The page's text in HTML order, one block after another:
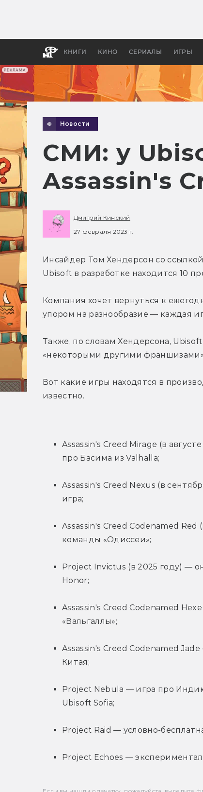
РЕКЛАМА
КНИГИ КИНО СЕРИАЛЫ ИГРЫ
Новости
СМИ: у
Assassin's
Дмитрий Кинский
27 февраля 2023 г.
Инсайдер Том Хендерсон со
Ubisoft в разработке находится 10
Компания хочет вернуться к
упором на разнообразие — каждая
Также, по словам Хендерсона,
«некоторыми другими
Вот какие игры находятся в
известно.
Assassin's Creed Mirage (в
про Басима из Valhalla;
Assassin's Creed Nexus (в
игра;
Assassin's Creed Codenamed
команды «Одиссеи»;
Project Invictus (в 2025 году) —
Honor;
Assassin's Creed Codenamed
«Вальгаллы»;
Assassin's Creed Codenamed
Китая;
Project Nebula — игра про
Ubisoft Sofia;
Project Raid — условно-
Project Echoes —